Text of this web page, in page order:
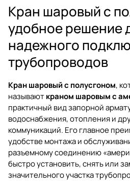
Кран шаровый с
удобное решение
надежного
трубопроводов
Кран шаровый с полусгоном,
называюткраном шаровым с
практичный вид запорной
водоснабжения, отопления и
коммуникаций. Его главное
удобстве монтажа и
разъемному соединению
быстро установить, снять или
значительного участка